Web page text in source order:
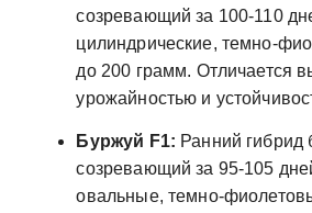
созревающий за 100-110
цилиндрические, темно-
до 200 грамм. Отличается
урожайностью и
Буржуй F1: Ранний гибрид
созревающий за 95-105
овальные, темно-